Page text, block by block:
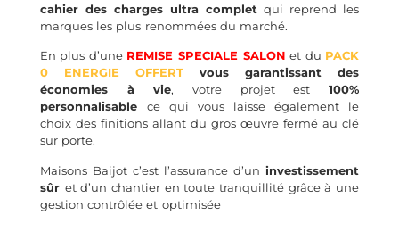
cahier des charges ultra complet qui reprend les
marques les plus renommées du marché.
En plus d’une REMISE SPECIALE SALON et du PACK
0 ENERGIE OFFERTvous garantissant des
économies à vie, votre projet est100%
personnalisable ce qui vous laisse également le
choix des finitions allant du gros œuvre fermé au clé
sur porte.
Maisons Baijot c’est l’assurance d’uninvestissement
sûr et d’un chantier en toute tranquillité grâce à une
gestion contrôlée et optimisée